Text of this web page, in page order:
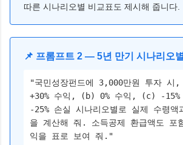
따른 시나리오별 비교표도 제시해 줍니다.
📌 프롬프트 2 — 5년 만기 시나리오
"국민성장펀드에 3,000만원 투자
+30% 수익, (b) 0% 수익, (c) -
-25% 손실 시나리오별로 실제 수령액
을 계산해 줘. 소득공제 환급액도 포
익을 표로 보여 줘."